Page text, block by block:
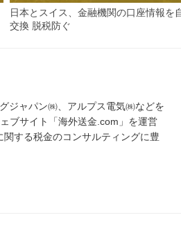
日本とスイス、金融機関の口座情報を
交換 脱税防ぐ
ジャパン㈱、アルプス電気㈱などを
ブサイト「海外送金.com」を運営
する税金のコンサルティングに豊